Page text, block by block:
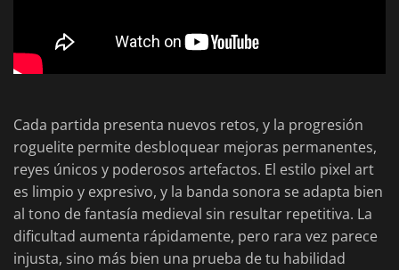
Cada partida presenta nuevos retos, y la progresión
roguelite permite desbloquear mejoras permanentes,
reyes únicos y poderosos artefactos. El estilo pixel art
es limpio y expresivo, y la banda sonora se adapta bien
al tono de fantasía medieval sin resultar repetitiva. La
dificultad aumenta rápidamente, pero rara vez parece
injusta, sino más bien una prueba de tu habilidad